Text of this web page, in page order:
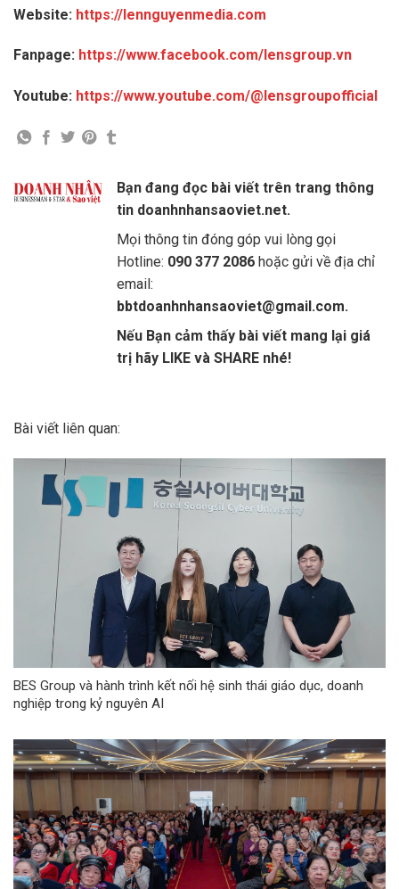
Website: https://lennguyenmedia.com
Fanpage: https://www.facebook.com/lensgroup.vn
Youtube: https://www.youtube.com/@lensgroupofficial
Bạn đang đọc bài viết trên trang thông
tin doanhnhansaoviet.net.
Mọi thông tin đóng góp vui lòng gọi
Hotline: 090 377 2086 hoặc gửi về địa chỉ
email:
bbtdoanhnhansaoviet@gmail.com.
Nếu Bạn cảm thấy bài viết mang lại giá
trị hãy LIKE và SHARE nhé!
Bài viết liên quan:
BES Group và hành trình kết nối hệ sinh thái giáo dục, doanh
nghiệp trong kỷ nguyên AI